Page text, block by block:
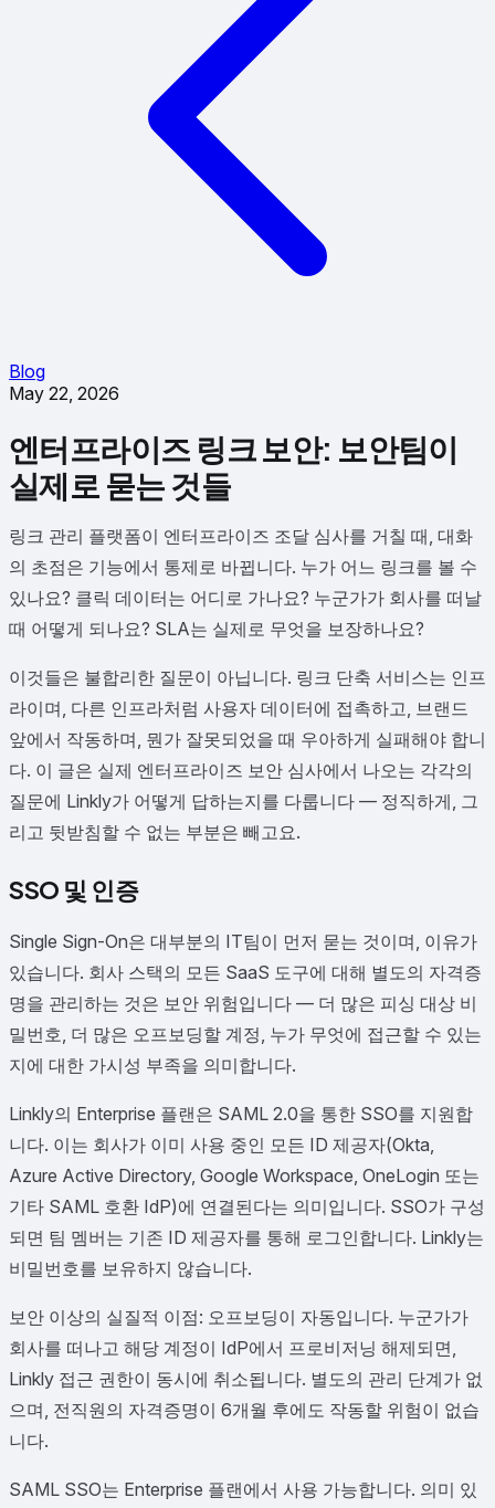
Blog
May 22, 2026
엔터프라이즈 링크 보안: 보안팀이
실제로 묻는 것들
링크 관리 플랫폼이 엔터프라이즈 조달 심사를 거칠 때, 대화
의 초점은 기능에서 통제로 바뀝니다. 누가 어느 링크를 볼 수
있나요? 클릭 데이터는 어디로 가나요? 누군가가 회사를 떠날
때 어떻게 되나요? SLA는 실제로 무엇을 보장하나요?
이것들은 불합리한 질문이 아닙니다. 링크 단축 서비스는 인프
라이며, 다른 인프라처럼 사용자 데이터에 접촉하고, 브랜드
앞에서 작동하며, 뭔가 잘못되었을 때 우아하게 실패해야 합니
다. 이 글은 실제 엔터프라이즈 보안 심사에서 나오는 각각의
질문에 Linkly가 어떻게 답하는지를 다룹니다 — 정직하게, 그
리고 뒷받침할 수 없는 부분은 빼고요.
SSO 및 인증
Single Sign-On은 대부분의 IT팀이 먼저 묻는 것이며, 이유가
있습니다. 회사 스택의 모든 SaaS 도구에 대해 별도의 자격증
명을 관리하는 것은 보안 위험입니다 — 더 많은 피싱 대상 비
밀번호, 더 많은 오프보딩할 계정, 누가 무엇에 접근할 수 있는
지에 대한 가시성 부족을 의미합니다.
Linkly의 Enterprise 플랜은 SAML 2.0을 통한 SSO를 지원합
니다. 이는 회사가 이미 사용 중인 모든 ID 제공자(Okta,
Azure Active Directory, Google Workspace, OneLogin 또는
기타 SAML 호환 IdP)에 연결된다는 의미입니다. SSO가 구성
되면 팀 멤버는 기존 ID 제공자를 통해 로그인합니다. Linkly는
비밀번호를 보유하지 않습니다.
보안 이상의 실질적 이점: 오프보딩이 자동입니다. 누군가가
회사를 떠나고 해당 계정이 IdP에서 프로비저닝 해제되면,
Linkly 접근 권한이 동시에 취소됩니다. 별도의 관리 단계가 없
으며, 전직원의 자격증명이 6개월 후에도 작동할 위험이 없습
니다.
SAML SSO는 Enterprise 플랜에서 사용 가능합니다. 의미 있